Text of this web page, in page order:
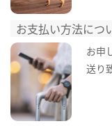
お支払い方法につ
お申
送り